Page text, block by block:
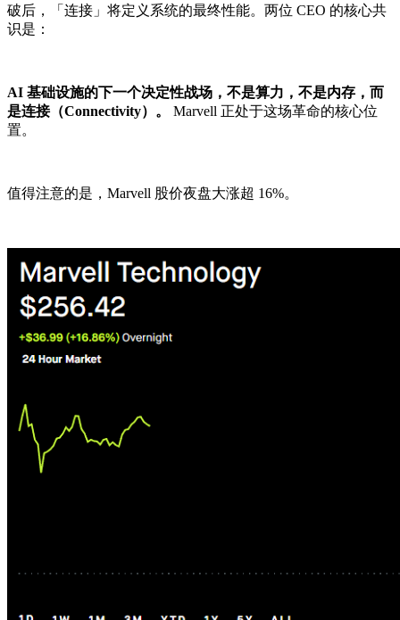
破后，「连接」将定义系统的最终性能。两位 CEO 的核心共
识是：
AI 基础设施的下一个决定性战场，不是算力，不是内存，而
是连接（Connectivity）。
Marvell 正处于这场革命的核心位
置。
值得注意的是，Marvell 股价夜盘大涨超 16%。